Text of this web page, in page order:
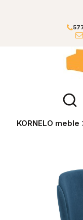
KORNELO meble